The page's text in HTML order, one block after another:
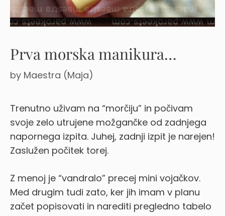
Prva morska manikura…
by Maestra (Maja)
Trenutno uživam na “morčiju” in počivam
svoje zelo utrujene možgančke od zadnjega
napornega izpita. Juhej, zadnji izpit je narejen!
Zaslužen počitek torej.
Z menoj je “vandralo” precej mini vojačkov.
Med drugim tudi zato, ker jih imam v planu
začet popisovati in narediti pregledno tabelo